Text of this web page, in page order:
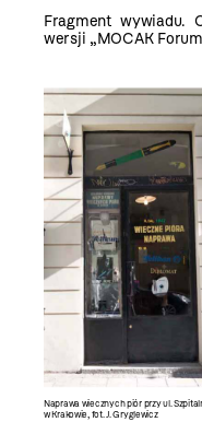
Fragment wywiadu.
wersji „MOCAK
Naprawa wiecznych piór przy ul.
w Krakowie, fot. J. Gryglewicz